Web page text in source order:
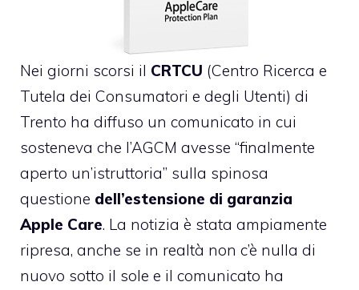
Nei giorni scorsi il CRTCU (Centro Ricerca e
Tutela dei Consumatori e degli Utenti) di
Trento ha diffuso un comunicato in cui
sosteneva che l’AGCM avesse “finalmente
aperto un’istruttoria” sulla spinosa
questione dell’estensione di garanzia
Apple Care. La notizia è stata ampiamente
ripresa, anche se in realtà non c’è nulla di
nuovo sotto il sole e il comunicato ha